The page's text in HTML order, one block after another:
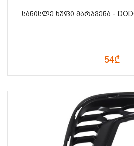
ᲡᲐᲜᲘᲡᲚᲔ ᲮᲣᲤᲘ ᲛᲐᲠᲯᲕᲔᲜᲐ -
54₾